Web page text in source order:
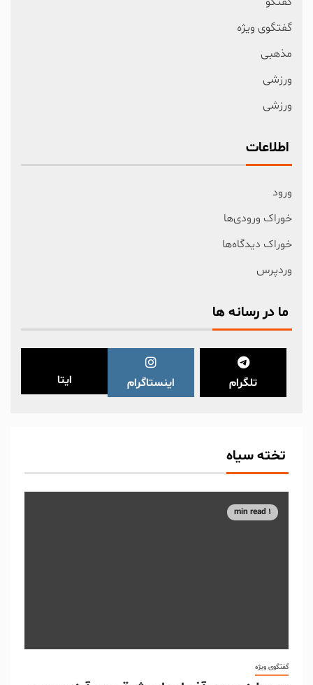
گفتگوی ویژه
مذهبی
ورزشی
ورزشی
اطلاعات
ورود
خوراک ورودی‌ها
خوراک دیدگاه‌ها
وردپرس
ما در رسانه ها
تلگرام اینستاگرام ایتا
تخته سیاه
1 min read
گفتگوی ویژه